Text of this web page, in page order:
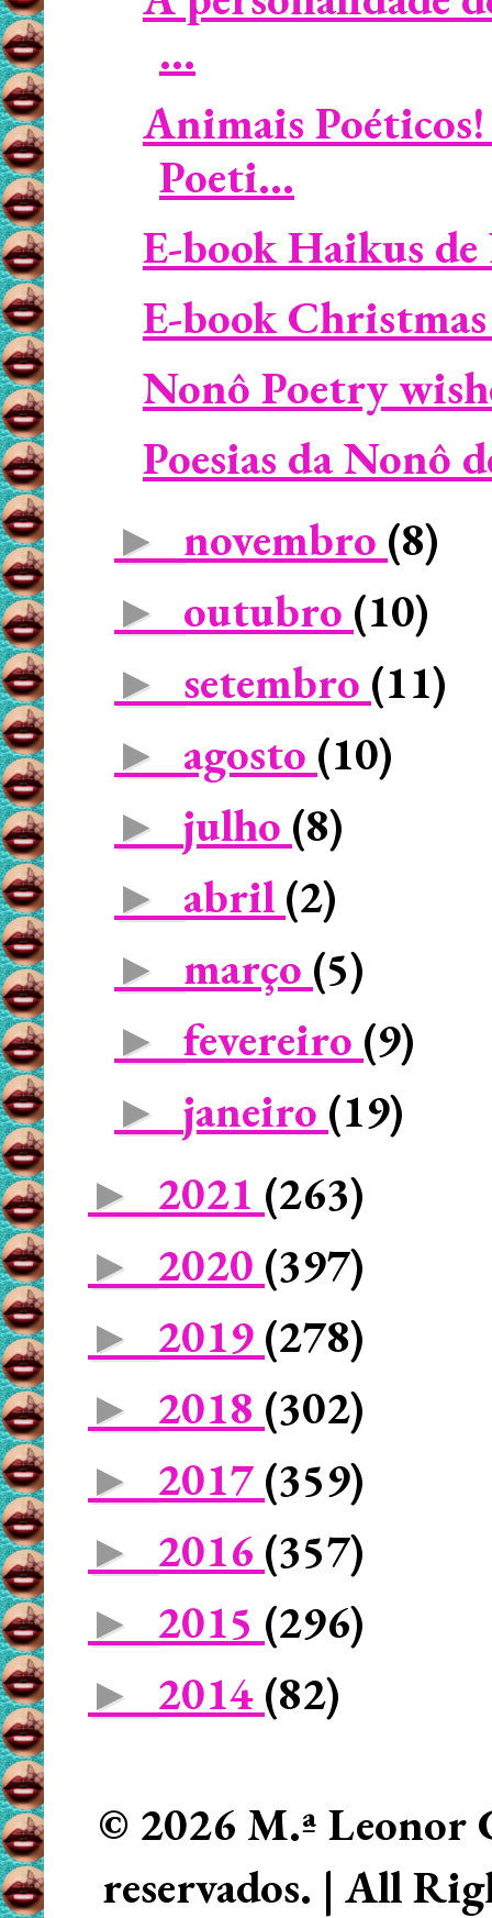
...
Animais
Poeti...
E-book Haikus
E-book
Nonô Poetry
Poesias da Nonô
► novembro (8)
► outubro (10)
► setembro (11)
► agosto (10)
► julho (8)
► abril (2)
► março (5)
► fevereiro (9)
► janeiro (19)
► 2021 (263)
► 2020 (397)
► 2019 (278)
► 2018 (302)
► 2017 (359)
► 2016 (357)
► 2015 (296)
► 2014 (82)
© 2026 M.ª Leonor
reservados. | All